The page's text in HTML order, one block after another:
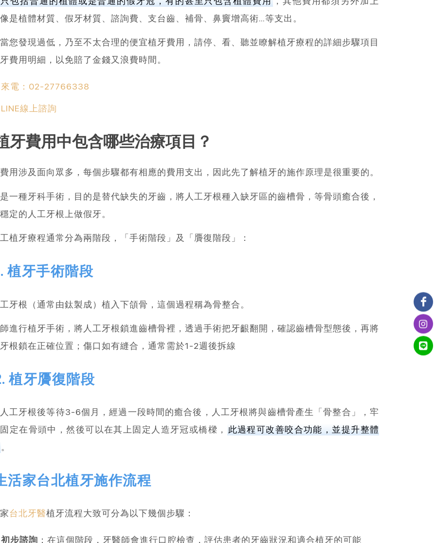
是植體材質、假牙材質、諮詢費、支台齒、補骨、鼻竇增高術…等支出。
您發現過低，乃至不太合理的便宜植牙費用，請停、看、聽並瞭解植牙療程的詳細步驟項目
費用明細，以免賠了金錢又浪費時間。
來電：02-27766338
LINE線上諮詢
牙費用中包含哪些治療項目？
用涉及面向眾多，每個步驟都有相應的費用支出，因此先了解植牙的施作原理是很重要的。
是一種牙科手術，目的是替代缺失的牙齒，將人工牙根種入缺牙區的齒槽骨，等骨頭癒合後，
定的人工牙根上做假牙。
植牙療程通常分為兩階段，「手術階段」及「贗復階段」：
植牙手術階段
牙根（通常由鈦製成）植入下頜骨，這個過程稱為骨整合。
進行植牙手術，將人工牙根鎖進齒槽骨裡，透過手術把牙齦翻開，確認齒槽骨型態後，再將
根鎖在正確位置；傷口如有縫合，通常需於1-2週後拆線
植牙贗復階段
工牙根後等待3-6個月，經過一段時間的癒合後，人工牙根將與齒槽骨產生「骨整合」，牢
定在骨頭中，然後可以在其上固定人造牙冠或橋樑，
此過程可改善咬合功能，並提升整體
。
活家台北植牙施作流程
台北牙醫植牙流程大致可分為以下幾個步驟：
初步諮詢 ：在這個階段，牙醫師會進行口腔檢查，評估患者的牙齒狀況和適合植牙的可能